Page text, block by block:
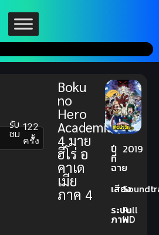
▼
รับ
ชม 122
ครั้ง
Boku
no
Hero
Academia
4 มาย
ฮีโร่ อ
คาเด
เมีย
ภาค 4
ปี
ที่
ฉาย
2019
เสียง
ระบบ
ภาพ
Full
HD